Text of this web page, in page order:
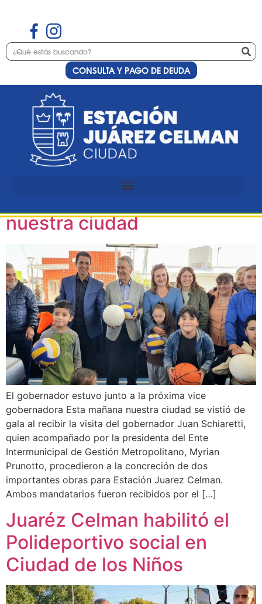
CONSULTA Y PAGO DE DEUDA
Etiqueta:schiaretti
Reschia, Prunotto y
Schiaretti inauguraron
nuestra ciudad
El gobernador estuvo junto a la próxima vice
gobernadora Esta mañana nuestra ciudad se vistió de
gala al recibir la visita del gobernador Juan Schiaretti,
quien acompañado por la presidenta del Ente
Intermunicipal de Gestión Metropolitano, Myrian
Prunotto, procedieron a la concreción de dos
importantes obras para Estación Juarez Celman.
Ambos mandatarios fueron recibidos por el […]
Juaréz Celman habilitó el
Polideportivo social en
Ciudad de los Niños